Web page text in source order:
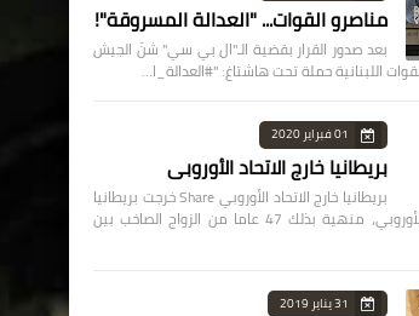
مناصرو القوات... "العدالة المسروقة"!
بعد صدور القرار بقضية الـ"ال بي سي" شنّ الجيش
اللبنانية حملة تحت هاشتاغ: "#العدالة_ا…
01 فبراير 2020
بريطانيا خارج الاتحاد الأوروبي
بريطانيا خارج الاتحاد الأوروبي Share خرجت بريطانيا
من الاتحاد الأوروبي، منهية بذلك 47 عاما من الزواج الصاخب بين
31 يناير 2019